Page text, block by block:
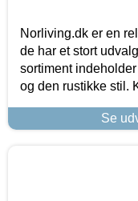
Norliving.dk er en
de har et stort
sortiment
og den rustikke stil.
Se